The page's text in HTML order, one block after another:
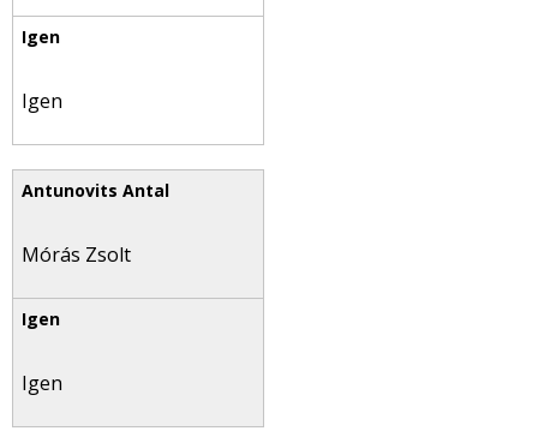
Igen
Mórás Zsolt
Igen